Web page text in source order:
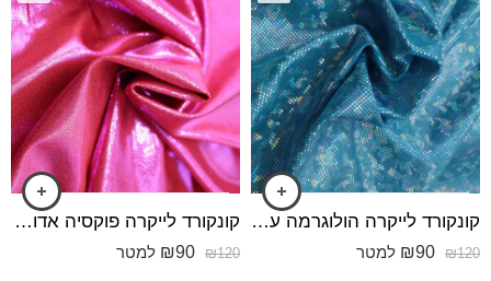
קונקורד לייקרה הולוגרמה עבה הולוגרמה תכלת
₪120
₪90 למטר
קונקורד לייקרה פוקסיה אדום מבריק
₪120
₪90 למטר